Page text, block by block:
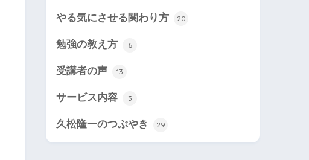
やる気にさせる関わり方 20
勉強の教え方 6
受講者の声 13
サービス内容 3
久松隆一のつぶやき 29